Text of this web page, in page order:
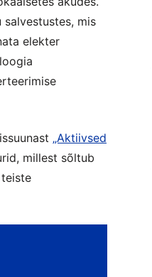
mis
elekter
„Aktiivsed
millest sõltub